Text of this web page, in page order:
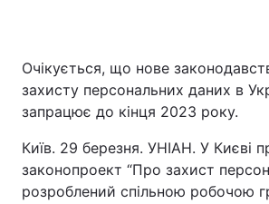
Очікується, що нове
захисту персональних даних в
запрацює до кінця 2023 року.
Київ. 29 березня. УНІАН. У Києві
законопроект “Про захист
розроблений спільною робочою